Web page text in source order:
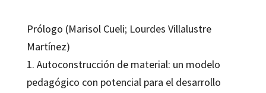
Prólogo (Marisol Cueli; Lourdes Villalustre
Martínez)
1. Autoconstrucción de material: un modelo
pedagógico con potencial para el desarrollo